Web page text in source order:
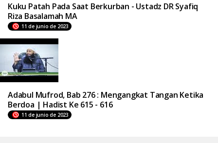
Kuku Patah Pada Saat Berkurban - Ustadz DR Syafiq
Riza Basalamah MA
11 de junio de 2023
Adabul Mufrod, Bab 276 : Mengangkat Tangan Ketika
Berdoa | Hadist Ke 615 - 616
11 de junio de 2023